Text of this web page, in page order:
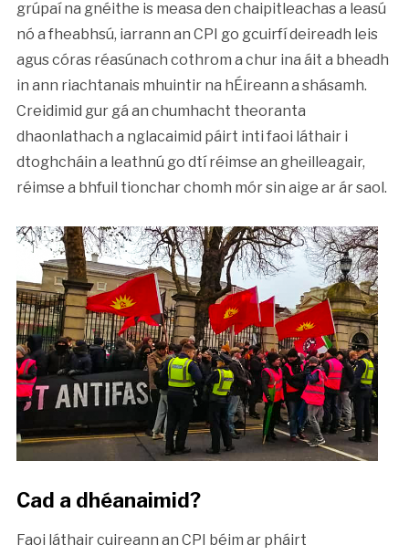
grúpaí na gnéithe is measa den chaipitleachas a leasú
nó a fheabhsú, iarrann an CPI go gcuirfí deireadh leis
agus córas réasúnach cothrom a chur ina áit a bheadh
in ann riachtanais mhuintir na hÉireann a shásamh.
Creidimid gur gá an chumhacht theoranta
dhaonlathach a nglacaimid páirt inti faoi láthair i
dtoghcháin a leathnú go dtí réimse an gheilleagair,
réimse a bhfuil tionchar chomh mór sin aige ar ár saol.
Cad a dhéanaimid?
Faoi láthair cuireann an CPI béim ar pháirt